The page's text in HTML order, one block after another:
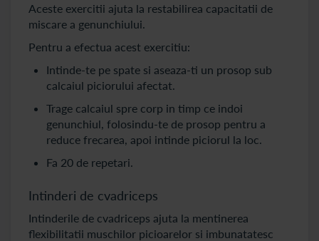
Aceste exercitii ajuta la restabilirea capacitatii de
miscare a genunchiului.
Pentru a efectua acest exercitiu:
Intinde-te pe spate si aseaza-ti un prosop sub
calcaiul piciorului afectat.
Trage calcaiul spre corp in timp ce indoi
genunchiul, folosindu-te de prosop pentru a
reduce frecarea, apoi intinde piciorul la loc.
Fa 20 de repetari.
Intinderi de cvadriceps
Intinderile de cvadriceps ajuta la mentinerea
flexibilitatii muschilor picioarelor si imbunatatesc